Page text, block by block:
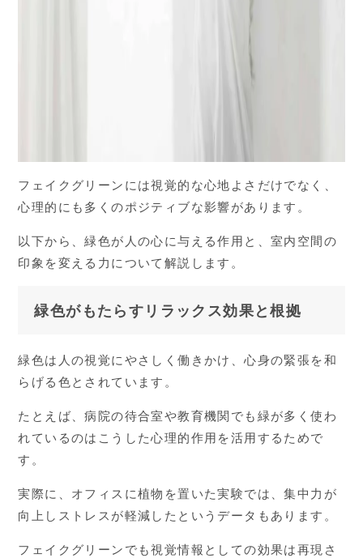
フェイクグリーンには視覚的な心地よさだけでなく、
心理的にも多くのポジティブな影響があります。
以下から、緑色が人の心に与える作用と、室内空間の
印象を変える力について解説します。
緑色がもたらすリラックス効果と根拠
緑色は人の視覚にやさしく働きかけ、心身の緊張を和
らげる色とされています。
たとえば、病院の待合室や教育機関でも緑が多く使わ
れているのはこうした心理的作用を活用するためで
す。
実際に、オフィスに植物を置いた実験では、集中力が
向上しストレスが軽減したというデータもあります。
フェイクグリーンでも視覚情報としての効果は再現さ